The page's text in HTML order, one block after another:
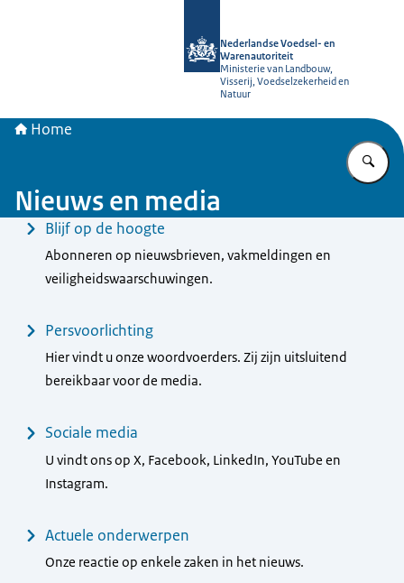
Nederlandse Voedsel- en
Warenautoriteit
Ministerie van Landbouw,
Visserij, Voedselzekerheid en
Natuur
Home
Nieuws en media
MenuBlijf op de hoogte
Abonneren op nieuwsbrieven, vakmeldingen en
veiligheidswaarschuwingen.
Persvoorlichting
Hier vindt u onze woordvoerders. Zij zijn uitsluitend
bereikbaar voor de media.
Sociale media
U vindt ons op X, Facebook, LinkedIn, YouTube en
Instagram.
Actuele onderwerpen
Onze reactie op enkele zaken in het nieuws.